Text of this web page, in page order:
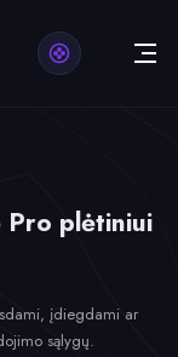
Pro plėtiniui
įdiegdami ar
sąlygų.